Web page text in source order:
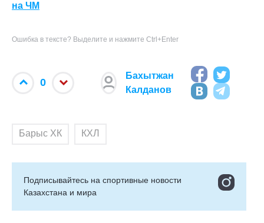
на ЧМ
Ошибка в тексте? Выделите и нажмите Ctrl+Enter
0
Бахытжан
Калданов
Барыс ХК КХЛ
Подписывайтесь на cпортивные новости
Казахстана и мира